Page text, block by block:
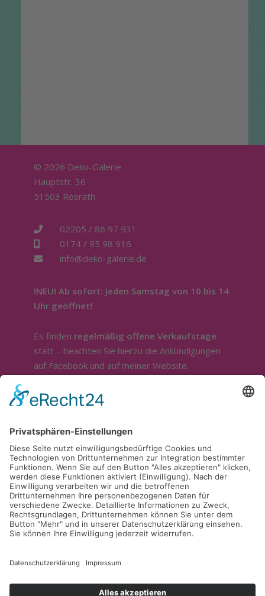
© 2026 Deko-Galerie
Hauptstr. 36
51503 Rösrath
02205 / 86 97 931
0174 / 95 98 916
info@deko-galerie.de
!NEU! Ab sofort: Jeden Samstag von 10 bis 14
Uhr geöffnet!
Es finden regelmäßig offene Verkaufstage
statt – beachten Sie hierzu die Ankündigungen
auf Facebook und auf meiner Website.
Sonstige Öffnung nur nach telefonischer
Absprache.Ich bin ganztägig im Außendienst.
Für die Beratung und Bemusterung stehe ich
sehr gerne zur Verfügung. Sie erreichen mich
telefonisch unter0174 / 9598916.